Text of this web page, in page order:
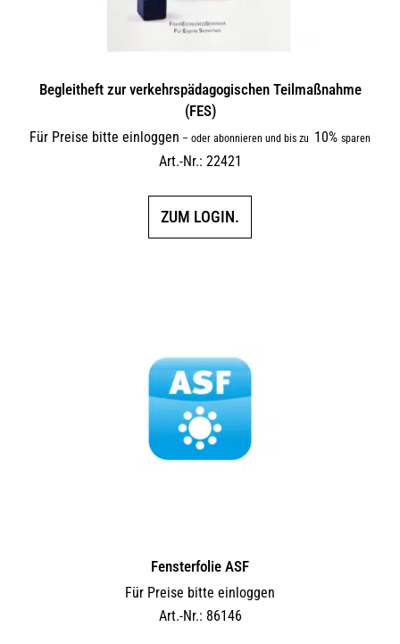
Begleitheft zur verkehrs­päda­gogi­schen Teilmaßnahme
(FES)
Für Preise bitte einloggen – oder abonnieren und bis zu 10% sparen
Art.-Nr.: 22421
ZUM LOGIN.
Fensterfolie ASF
Für Preise bitte einloggen
Art.-Nr.: 86146